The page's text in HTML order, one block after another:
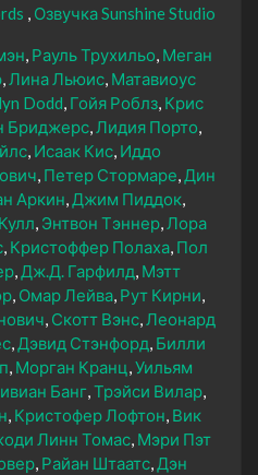
Озвучка Sunshine Studio
Рауль Трухильо Меган
Лина Льюис Матавиоус
Dodd Гойя Роблз Крис
Бриджерс Лидия Порто
Исаак Кис Иддо
Петер Стормаре Дин
Аркин Джим Пиддок
Энтвон Тэннер Лора
Кристоффер Полаха Пол
Дж.Д. Гарфилд Мэтт
Омар Лейва Рут Кирни
Скотт Вэнс Леонард
Дэвид Стэнфорд Билли
Морган Кранц Уильям
Банг Трэйси Вилар
Кристофер Лофтон Вик
Линн Томас Мэри Пэт
Райан Штаатс Дэн